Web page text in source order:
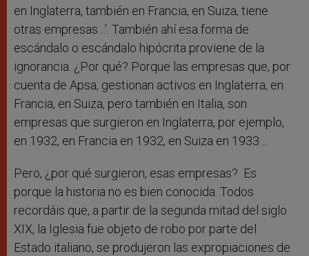
en Inglaterra, también en Francia, en Suiza, tiene
otras empresas…’. También ahí esa forma de
escándalo o escándalo hipócrita proviene de la
ignorancia. ¿Por qué? Porque las empresas que, por
cuenta de Apsa, gestionan activos en Inglaterra, en
Francia, en Suiza, pero también en Italia, son
empresas que surgieron en Inglaterra, por ejemplo,
en 1932, en Francia en 1932, en Suiza en 1933…
Pero, ¿por qué surgieron, esas empresas? Es
porque la historia no es bien conocida. Todos
recordáis que, a partir de la segunda mitad del siglo
XIX, la Iglesia fue objeto de robo por parte del
Estado italiano, se produjeron las expropiaciones de